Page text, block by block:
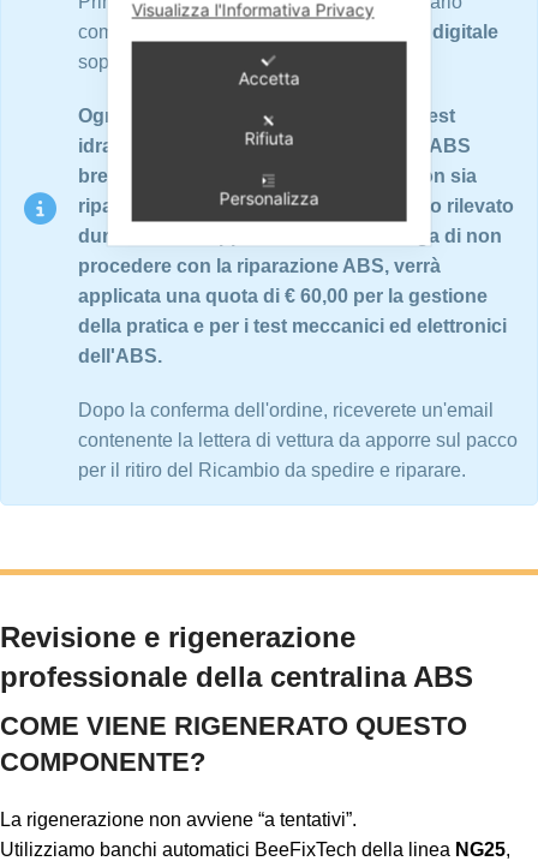
compilare accuratamente il
questionario digitale
soprastante in tutte le sue parti.
Ogni ricambio è sottoposto a rigorosi test
idraulici ed elettronici su banchi prova ABS
brevettati. Nel caso in cui il ricambio non sia
riparabile o non presenti nessun guasto rilevato
durante i test, oppure nel caso si scelga di non
procedere con la riparazione ABS, verrà
applicata una quota di € 60,00 per la gestione
della pratica e per i test meccanici ed elettronici
dell'ABS.
Dopo la conferma dell'ordine, riceverete un'email
contenente la lettera di vettura da apporre sul pacco
per il ritiro del Ricambio da spedire e riparare.
Revisione e rigenerazione
professionale della centralina ABS
COME VIENE RIGENERATO QUESTO
COMPONENTE?
La rigenerazione non avviene “a tentativi”.
Utilizziamo banchi automatici BeeFixTech della linea NG25,
Visualizza l'Informativa Privacy
Accetta
Rifiuta
Personalizza